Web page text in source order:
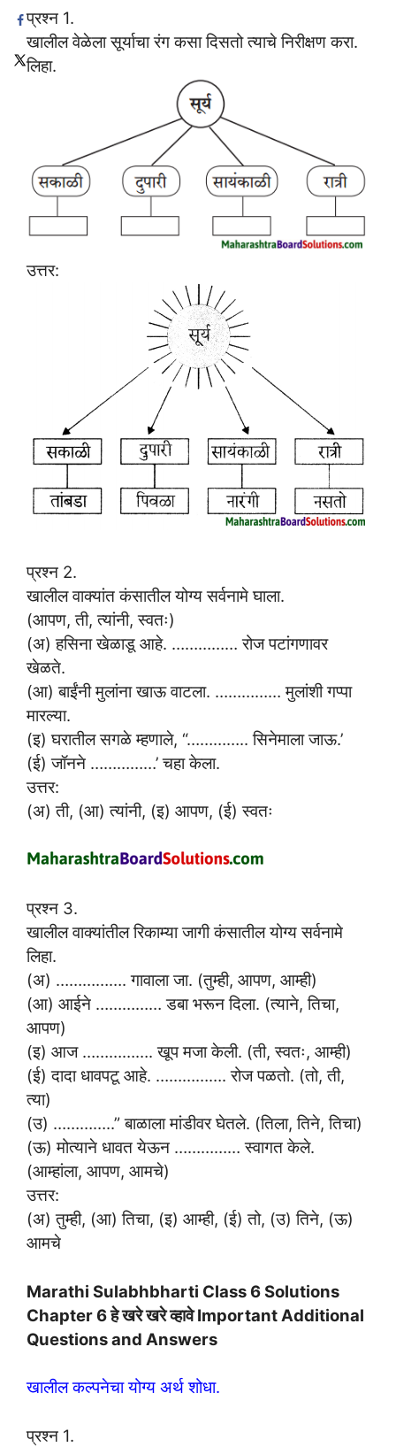
प्रश्न 1.
खालील वेळेला सूर्याचा रंग कसा दिसतो त्याचे निरीक्षण करा.
लिहा.
उत्तर:
प्रश्न 2.
खालील वाक्यांत कंसातील योग्य सर्वनामे घाला.
(आपण, ती, त्यांनी, स्वतः)
(अ) हसिना खेळाडू आहे. …………… रोज पटांगणावर
खेळते.
(आ) बाईंनी मुलांना खाऊ वाटला. …………… मुलांशी गप्पा
मारल्या.
(इ) घरातील सगळे म्हणाले, “………….. सिनेमाला जाऊ.’
(ई) जॉनने ……………’ चहा केला.
उत्तर:
(अ) ती, (आ) त्यांनी, (इ) आपण, (ई) स्वतः
प्रश्न 3.
खालील वाक्यांतील रिकाम्या जागी कंसातील योग्य सर्वनामे
लिहा.
(अ) ……………. गावाला जा. (तुम्ही, आपण, आम्ही)
(आ) आईने …………… डबा भरून दिला. (त्याने, तिचा,
आपण)
(इ) आज ……………. खूप मजा केली. (ती, स्वतः, आम्ही)
(ई) दादा धावपटू आहे. ……………. रोज पळतो. (तो, ती,
त्या)
(उ) …………..” बाळाला मांडीवर घेतले. (तिला, तिने, तिचा)
(ऊ) मोत्याने धावत येऊन …………… स्वागत केले.
(आम्हांला, आपण, आमचे)
उत्तर:
(अ) तुम्ही, (आ) तिचा, (इ) आम्ही, (ई) तो, (उ) तिने, (ऊ)
आमचे
Marathi Sulabhbharti Class 6 Solutions
Chapter 6 हे खरे खरे व्हावे Important Additional
Questions and Answers
खालील कल्पनेचा योग्य अर्थ शोधा.
प्रश्न 1.